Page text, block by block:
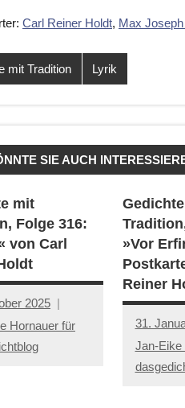
Carl Reiner Holdt, Max
mit Tradition Lyrik
SIE AUCH
mit
Folge 316:
von Carl
2025
Hornauer für
»Vor
Reiner
31.
Jan-Eike